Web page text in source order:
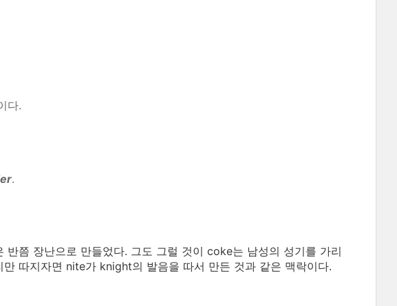
다.
.
쯤 장난으로 만들었다. 그도 그럴 것이 coke는 남성의 성기를 가리
따지자면 nite가 knight의 발음을 따서 만든 것과 같은 맥락이다.